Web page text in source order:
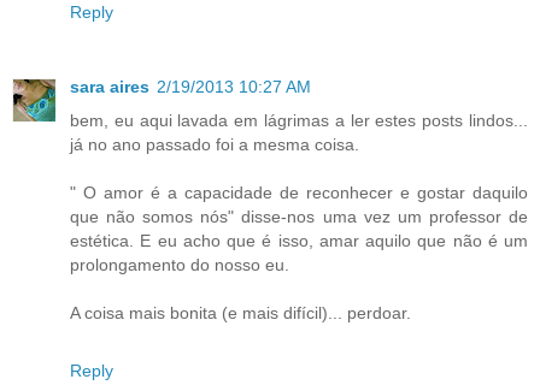
Reply
sara aires 2/19/2013 10:27 AM
bem, eu aqui lavada em lágrimas a ler estes posts lindos...
já no ano passado foi a mesma coisa.
" O amor é a capacidade de reconhecer e gostar daquilo
que não somos nós" disse-nos uma vez um professor de
estética. E eu acho que é isso, amar aquilo que não é um
prolongamento do nosso eu.
A coisa mais bonita (e mais difícil)... perdoar.
Reply